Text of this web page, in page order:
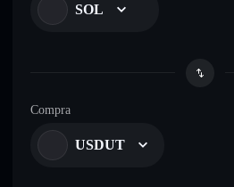
SOL
Compra
USDUT